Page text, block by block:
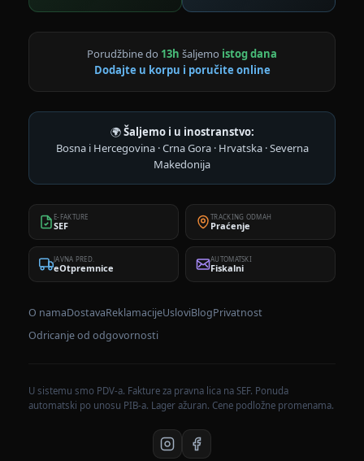
Porudžbine do 13h šaljemo istog dana
Dodajte u korpu i poručite online
🌍Šaljemo i u inostranstvo:
Bosna i Hercegovina · Crna Gora · Hrvatska · Severna
Makedonija
E-FAKTURE
SEF
TRACKING ODMAH
Praćenje
JAVNA PRED.
eOtpremnice
AUTOMATSKI
Fiskalni
O namaDostavaReklamacijeUsloviBlogPrivatnost
Odricanje od odgovornosti
U sistemu smo PDV-a. Fakture za pravna lica na SEF. Ponuda
automatski po unosu PIB-a. Lager ažuran. Cene podložne promenama.